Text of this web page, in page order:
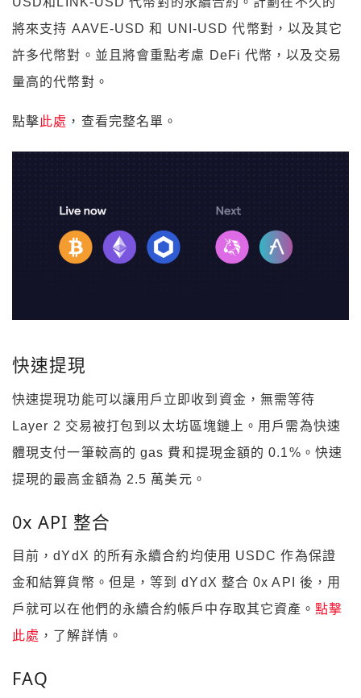
將來支持 AAVE-USD 和 UNI-USD 代幣對，以及其它
許多代幣對。並且將會重點考慮 DeFi 代幣，以及交易
量高的代幣對。
點擊此處 ，查看完整名單。
快速提現
快速提現功能可以讓用戶立即收到資金，無需等待
Layer 2 交易被打包到以太坊區塊鏈上。用戶需為快速
體現支付一筆較高的 gas 費和提現金額的 0.1%。快速
提現的最高金額為 2.5 萬美元。
0x API 整合
目前，dYdX 的所有永續合約均使用 USDC 作為保證
金和結算貨幣。但是，等到 dYdX 整合 0x API 後，用
戶就可以在他們的永續合約帳戶中存取其它資產。點擊
此處 ，了解詳情。
FAQ